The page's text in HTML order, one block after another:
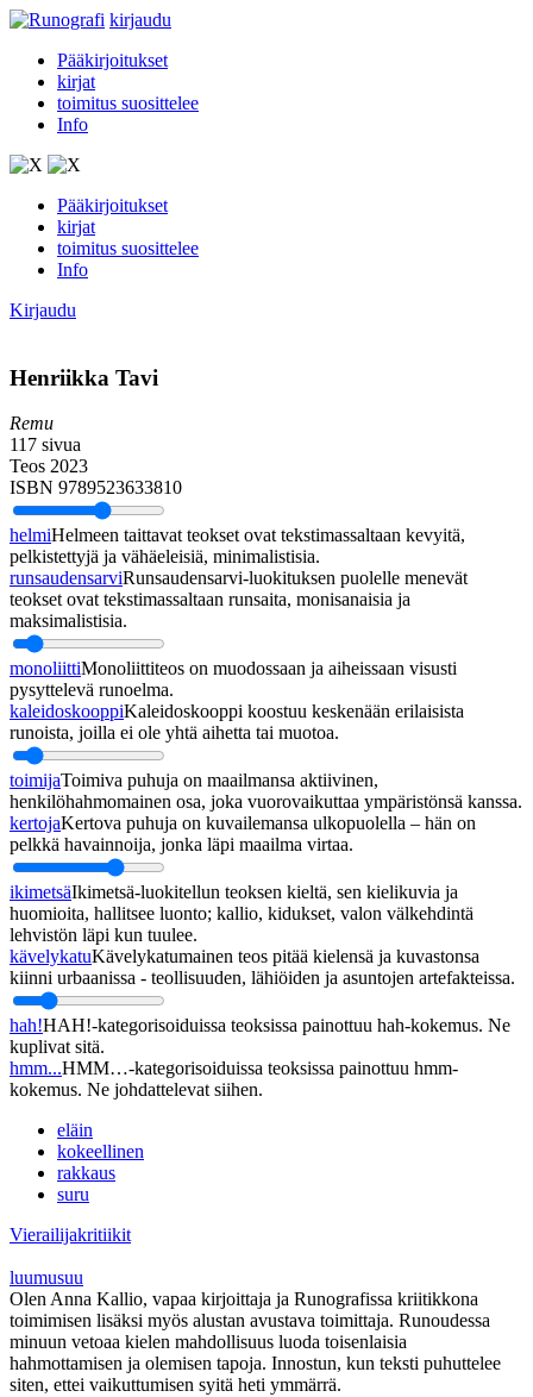
kirjaudu
Pääkirjoitukset
kirjat
toimitus suosittelee
Info
Pääkirjoitukset
kirjat
toimitus suosittelee
Info
Kirjaudu
Henriikka Tavi
Remu
117 sivua
Teos 2023
ISBN 9789523633810
helmiHelmeen taittavat teokset ovat tekstimassaltaan kevyitä,
pelkistettyjä ja vähäeleisiä, minimalistisia.
runsaudensarviRunsaudensarvi-luokituksen puolelle menevät
teokset ovat tekstimassaltaan runsaita, monisanaisia ja
maksimalistisia.
monoliittiMonoliittiteos on muodossaan ja aiheissaan visusti
pysyttelevä runoelma.
kaleidoskooppiKaleidoskooppi koostuu keskenään erilaisista
runoista, joilla ei ole yhtä aihetta tai muotoa.
toimijaToimiva puhuja on maailmansa aktiivinen,
henkilöhahmomainen osa, joka vuorovaikuttaa ympäristönsä kanssa.
kertojaKertova puhuja on kuvailemansa ulkopuolella – hän on
pelkkä havainnoija, jonka läpi maailma virtaa.
ikimetsäIkimetsä-luokitellun teoksen kieltä, sen kielikuvia ja
huomioita, hallitsee luonto; kallio, kidukset, valon välkehdintä
lehvistön läpi kun tuulee.
kävelykatuKävelykatumainen teos pitää kielensä ja kuvastonsa
kiinni urbaanissa - teollisuuden, lähiöiden ja asuntojen artefakteissa.
hah!HAH!-kategorisoiduissa teoksissa painottuu hah-kokemus. Ne
kuplivat sitä.
hmm...HMM…-kategorisoiduissa teoksissa painottuu hmm-
kokemus. Ne johdattelevat siihen.
eläin
kokeellinen
rakkaus
suru
Vierailijakritiikit
luumusuu
Olen Anna Kallio, vapaa kirjoittaja ja Runografissa kriitikkona
toimimisen lisäksi myös alustan avustava toimittaja. Runoudessa
minuun vetoaa kielen mahdollisuus luoda toisenlaisia
hahmottamisen ja olemisen tapoja. Innostun, kun teksti puhuttelee
siten, ettei vaikuttumisen syitä heti ymmärrä.